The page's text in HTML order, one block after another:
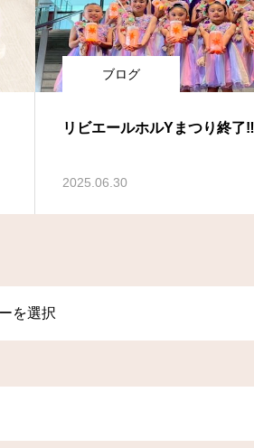
ブログ
リビエールホルYまつり終了‼
2025.06.30